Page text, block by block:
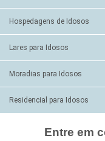
Hospedagens de Idosos
Lares para Idosos
Moradias para Idosos
Residencial para Idosos
Entre em